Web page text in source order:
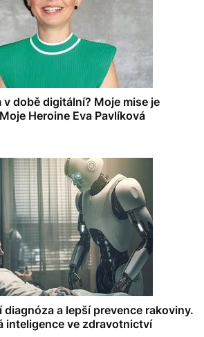
době digitální? Moje mise je
Heroine Eva Pavlíková
diagnóza a lepší prevence rakoviny.
inteligence ve zdravotnictví